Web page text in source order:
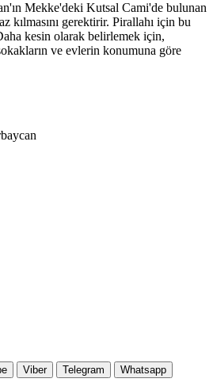
Mekke'deki Kutsal Cami'de bulunan
kılmasını gerektirir. Pirallahı için bu
kesin olarak belirlemek için,
ve evlerin konumuna göre
Viber Telegram Whatsapp